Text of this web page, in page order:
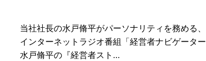
当社社長の水戸脩平がパーソナリティを務める、
インターネットラジオ番組「経営者ナビゲーター
水戸脩平の『経営者スト…